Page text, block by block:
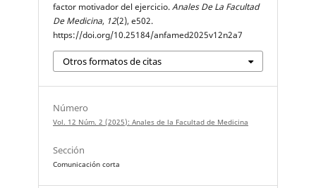
factor motivador del ejercicio.Anales De La Facultad
De Medicina, 12(2), e502.
https://doi.org/10.25184/anfamed2025v12n2a7
Otros formatos de citas
Número
Vol. 12 Núm. 2 (2025): Anales de la Facultad de Medicina
Sección
Comunicación corta